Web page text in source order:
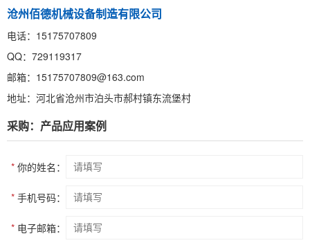
沧州佰德机械设备制造有限公司
电话：15175707809
QQ：729119317
邮箱：15175707809@163.com
地址：河北省沧州市泊头市郝村镇东流堡村
采购：产品应用案例
* 你的姓名：
* 手机号码：
* 电子邮箱：